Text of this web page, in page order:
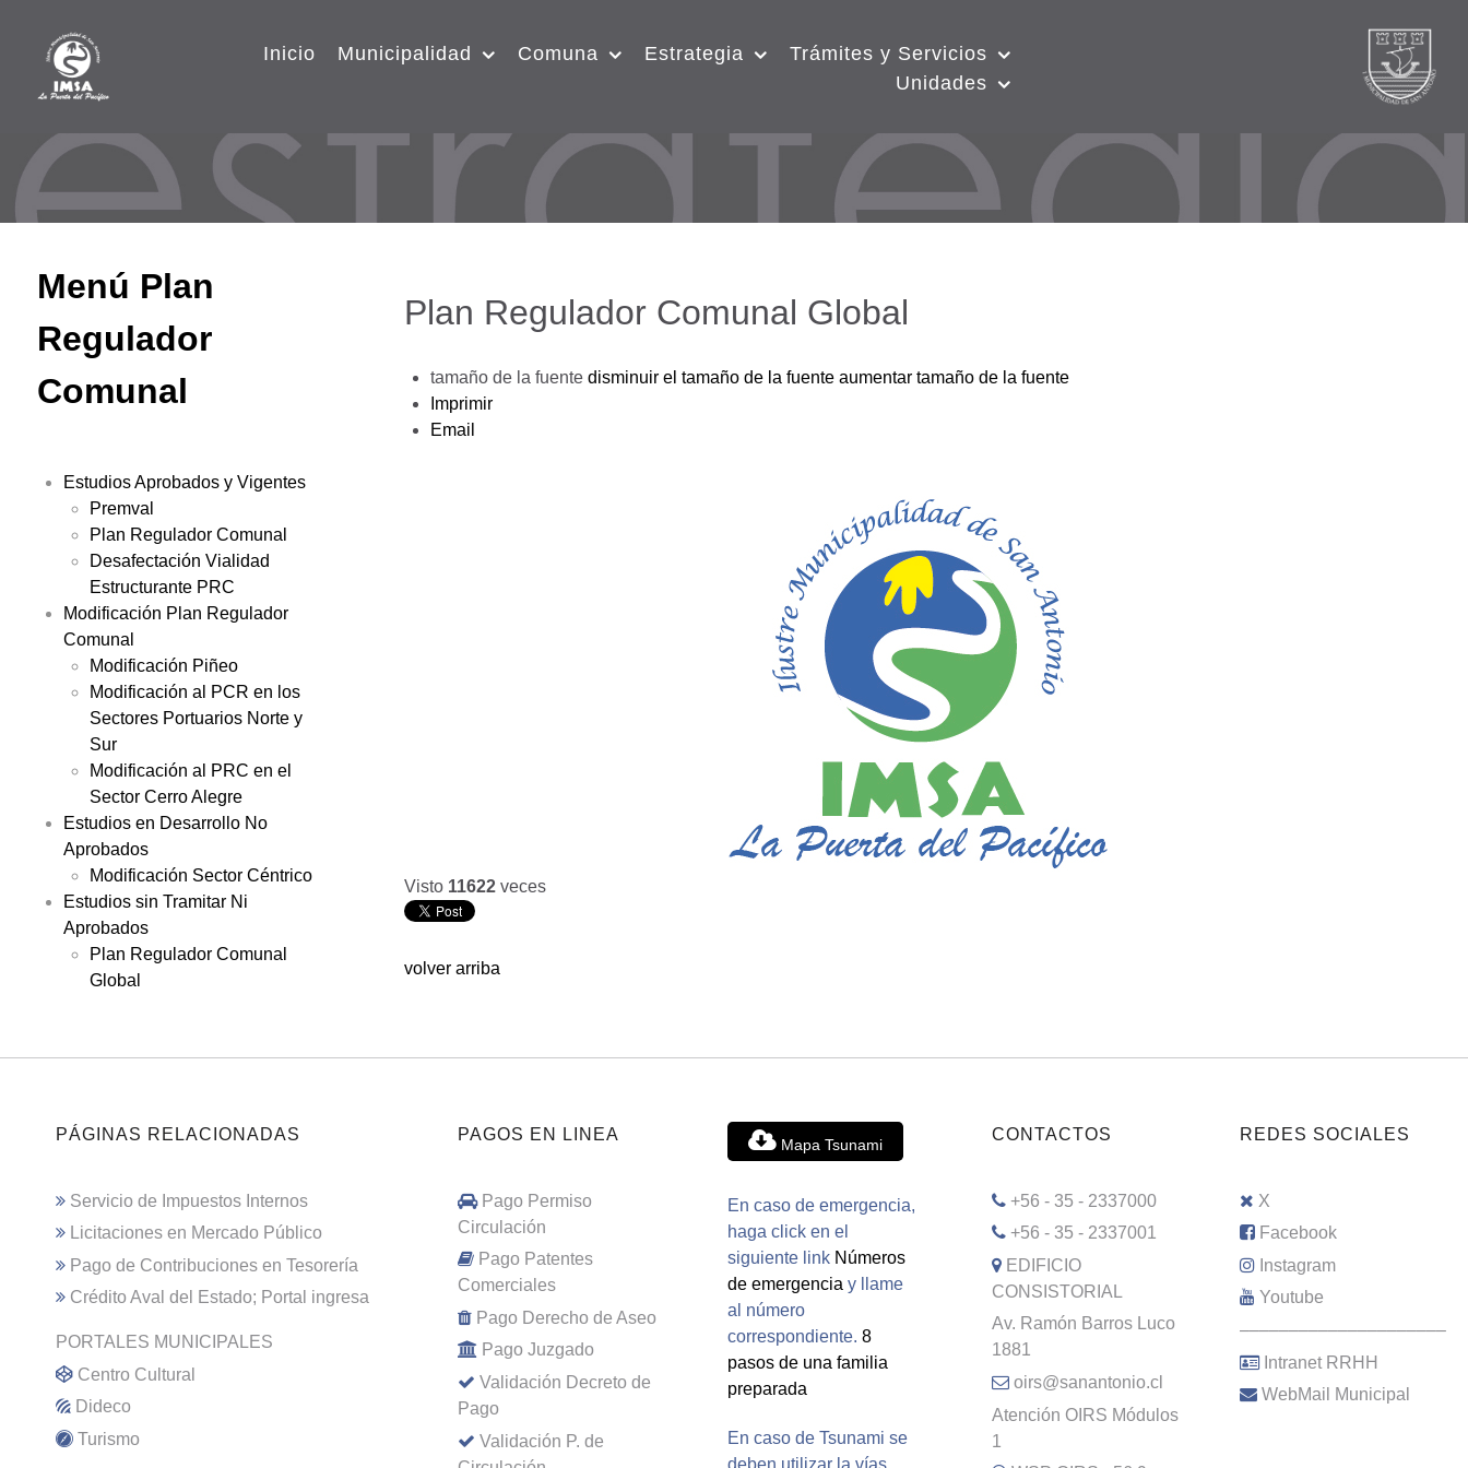
Inicio Municipalidad Comuna Estrategia
Trámites y Servicios
Unidades
Menú Plan
Regulador
Comunal
Estudios Aprobados y Vigentes
Premval
Plan Regulador Comunal
Desafectación Vialidad
Estructurante PRC
Modificación Plan Regulador
Comunal
Modificación Piñeo
Modificación al PCR en los
Sectores Portuarios Norte y
Sur
Modificación al PRC en el
Sector Cerro Alegre
Estudios en Desarrollo No
Aprobados
Modificación Sector Céntrico
Estudios sin Tramitar Ni
Aprobados
Plan Regulador Comunal
Global
Plan Regulador Comunal Global
tamaño de la fuente disminuir el tamaño de la fuente aumentar tamaño de la fuente
Imprimir
Email
Visto 11622 veces
volver arriba
PÁGINAS RELACIONADAS
Servicio de Impuestos Internos
Licitaciones en Mercado Público
Pago de Contribuciones en Tesorería
Crédito Aval del Estado; Portal ingresa
PORTALES MUNICIPALES
Centro Cultural
Dideco
Turismo
PAGOS EN LINEA
Pago Permiso
Circulación
Pago Patentes
Comerciales
Pago Derecho de Aseo
Pago Juzgado
Validación Decreto de
Pago
Validación P. de
Mapa Tsunami
En caso de emergencia,
haga click en el
siguiente link Números
de emergencia y llame
al número
correspondiente. 8
pasos de una familia
preparada
En caso de Tsunami se
deben utilizar la vías
CONTACTOS
+56 - 35 - 2337000
+56 - 35 - 2337001
EDIFICIO
CONSISTORIAL
Av. Ramón Barros Luco
1881
oirs@sanantonio.cl
Atención OIRS Módulos
1
REDES SOCIALES
X
Facebook
Instagram
Youtube
–––––––––––––––––––––
Intranet RRHH
WebMail Municipal